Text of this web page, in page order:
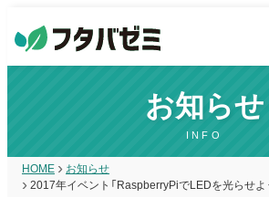
お知らせ
INFO
HOME
お知らせ
2017年イベント「RaspberryPiでLEDを光らせよ